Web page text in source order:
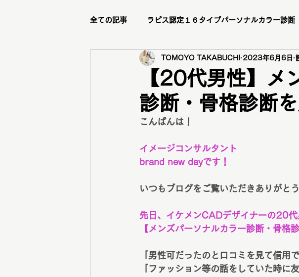
全ての記事 ラピス認定１６タイプパーソナルカラー診断
ビフォーアフター リピーター様 お客様の感想
ステージアップブランディング講座 1DAY垢抜け
メニュー紹介 新メニュー ファッションカラ
【20代男性】メ
診断・骨格診断
TOMOYO TAKABUCHI 2023年6月6日
こんばんは！
イメージコンサルタント
brand new dayです！
いつもブログをご覧いただきありがと
先日、イケメンCADデザイナーの20
【メンズパーソナルカラー診断・骨格
「男性可だったのと口コミを見て信用で
「ファッション等の話をしていた時に